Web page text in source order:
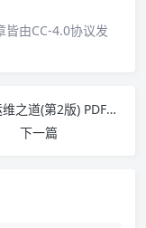
皆由CC-4.0协议发
Linux运维之道(第2版) PDF下载
下一篇